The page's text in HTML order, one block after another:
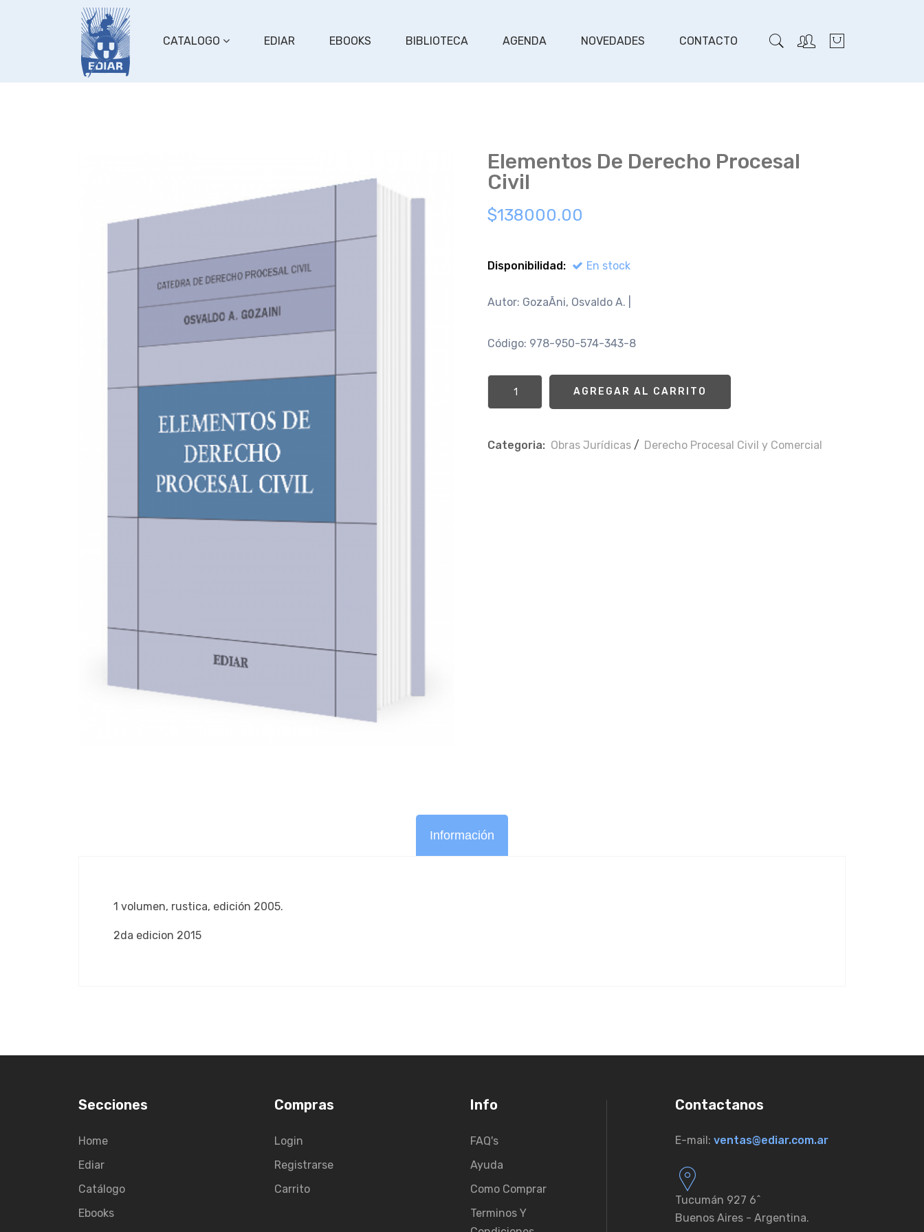
CATALOGO EDIAR EBOOKS BIBLIOTECA AGENDA NOVEDADES CONTACTO
Elementos De Derecho Procesal
Civil
$138000.00
Disponibilidad: En stock
Autor: GozaÃ­ni, Osvaldo A. |
Código: 978-950-574-343-8
AGREGAR AL CARRITO
Categoria: Obras Jurí­dicas / Derecho Procesal Civil y Comercial
Información
1 volumen, rustica, edición 2005.
2da edicion 2015
Secciones
Home
Ediar
Catálogo
Ebooks
Compras
Login
Registrarse
Carrito
Info
FAQ's
Ayuda
Como Comprar
Terminos Y
Contactanos
E-mail: ventas@ediar.com.ar
Tucumán 927 6ˆ
Buenos Aires - Argentina.